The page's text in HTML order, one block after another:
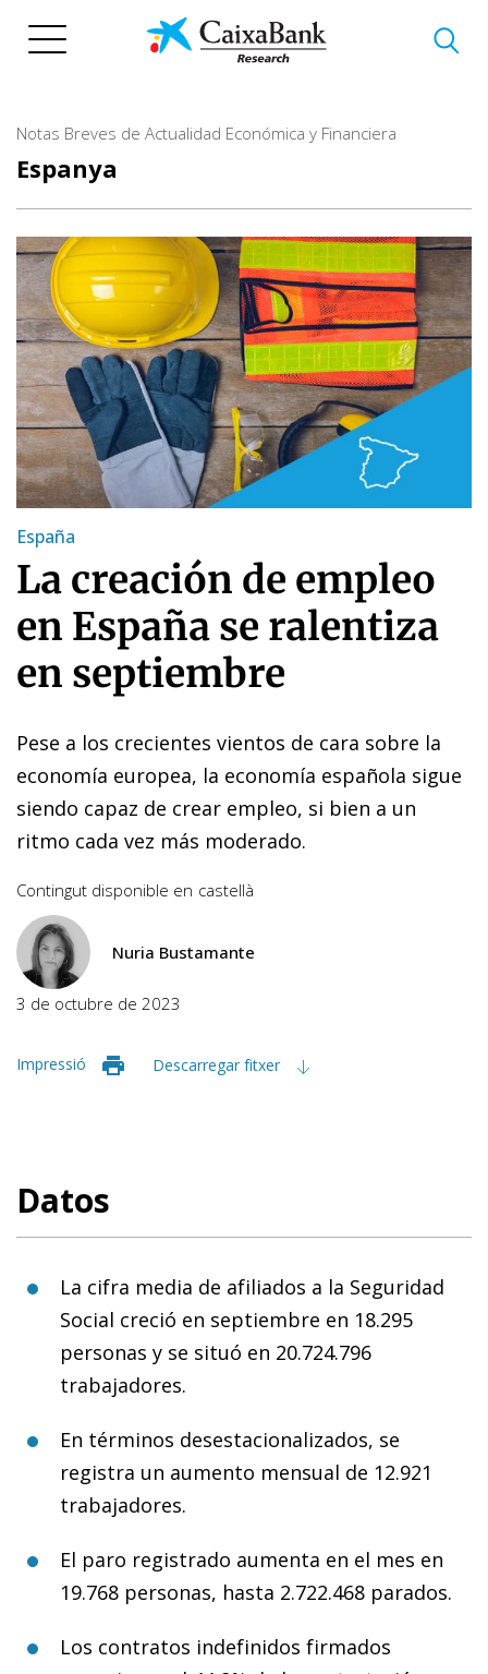
Notas Breves de Actualidad Económica y Financiera
Espanya
España
La creación de empleo
en España se ralentiza
en septiembre
Pese a los crecientes vientos de cara sobre la
economía europea, la economía española sigue
siendo capaz de crear empleo, si bien a un
ritmo cada vez más moderado.
Contingut disponible en castellà
Nuria Bustamante
3 de octubre de 2023
Impressió Descarregar fitxer
Datos
La cifra media de afiliados a la Seguridad
Social creció en septiembre en 18.295
personas y se situó en 20.724.796
trabajadores.
En términos desestacionalizados, se
registra un aumento mensual de 12.921
trabajadores.
El paro registrado aumenta en el mes en
19.768 personas, hasta 2.722.468 parados.
Los contratos indefinidos firmados